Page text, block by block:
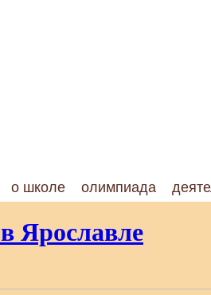
о школе олимпиада
Ярославле